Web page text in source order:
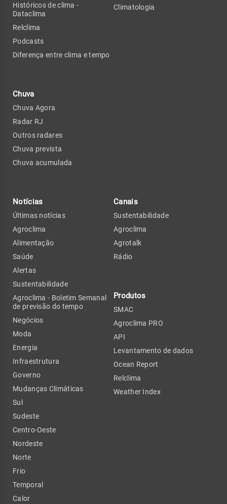
Históricos de clima -
Dataclima
Relclima
Podcasts
Diferença entre clima e tempo
Chuva
Chuva Agora
Radar RJ
Outros radares
Chuva prevista
Chuva acumulada
Climatologia
Notícias
Últimas notícias
Agroclima
Alimentação
Saúde
Alertas
Sustentabilidade
Agroclima - Boletim Semanal
de previsão do tempo
Negócios
Moda
Energia
Infraestrutura
Governo
Mudanças Climáticas
Sul
Sudeste
Centro-Oeste
Nordeste
Norte
Frio
Temporal
Calor
Canais
Sustentabilidade
Agroclima
Agrotalk
Rádio
Produtos
SMAC
Agroclima PRO
API
Levantamento de dados
Ocean Report
Relclima
Weather Index